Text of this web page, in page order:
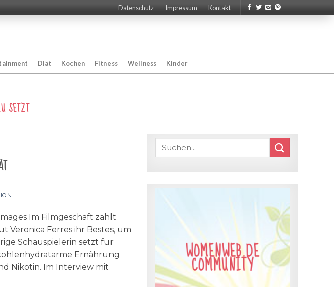
Datenschutz Impressum Kontakt
Diät Kochen Fitness Wellness Kinder
SETZT
Im Filmgeschäft zählt
Veronica Ferres ihr Bestes, um
Schauspielerin setzt für
Ernährung
Nikotin. Im Interview mit
WOMENWEB.DE
COMMUNITY